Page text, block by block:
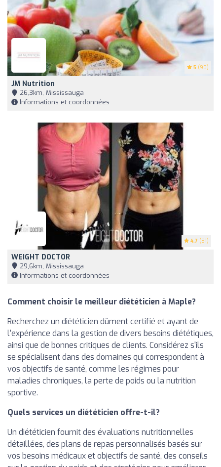
5 (90)
JM Nutrition
26,3km, Mississauga
Informations et coordonnées
4.7 (81)
WEIGHT DOCTOR
29,6km, Mississauga
Informations et coordonnées
Comment choisir le meilleur diététicien à Maple?
Recherchez un diététicien dûment certifié et ayant de
l'expérience dans la gestion de divers besoins diététiques,
ainsi que de bonnes critiques de clients. Considérez s'ils
se spécialisent dans des domaines qui correspondent à
vos objectifs de santé, comme les régimes pour
maladies chroniques, la perte de poids ou la nutrition
sportive.
Quels services un diététicien offre-t-il?
Un diététicien fournit des évaluations nutritionnelles
détaillées, des plans de repas personnalisés basés sur
vos besoins médicaux et objectifs de santé, des conseils